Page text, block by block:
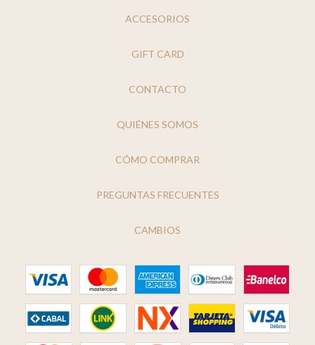
ACCESORIOS
GIFT CARD
CONTACTO
QUIÉNES SOMOS
CÓMO COMPRAR
PREGUNTAS FRECUENTES
CAMBIOS